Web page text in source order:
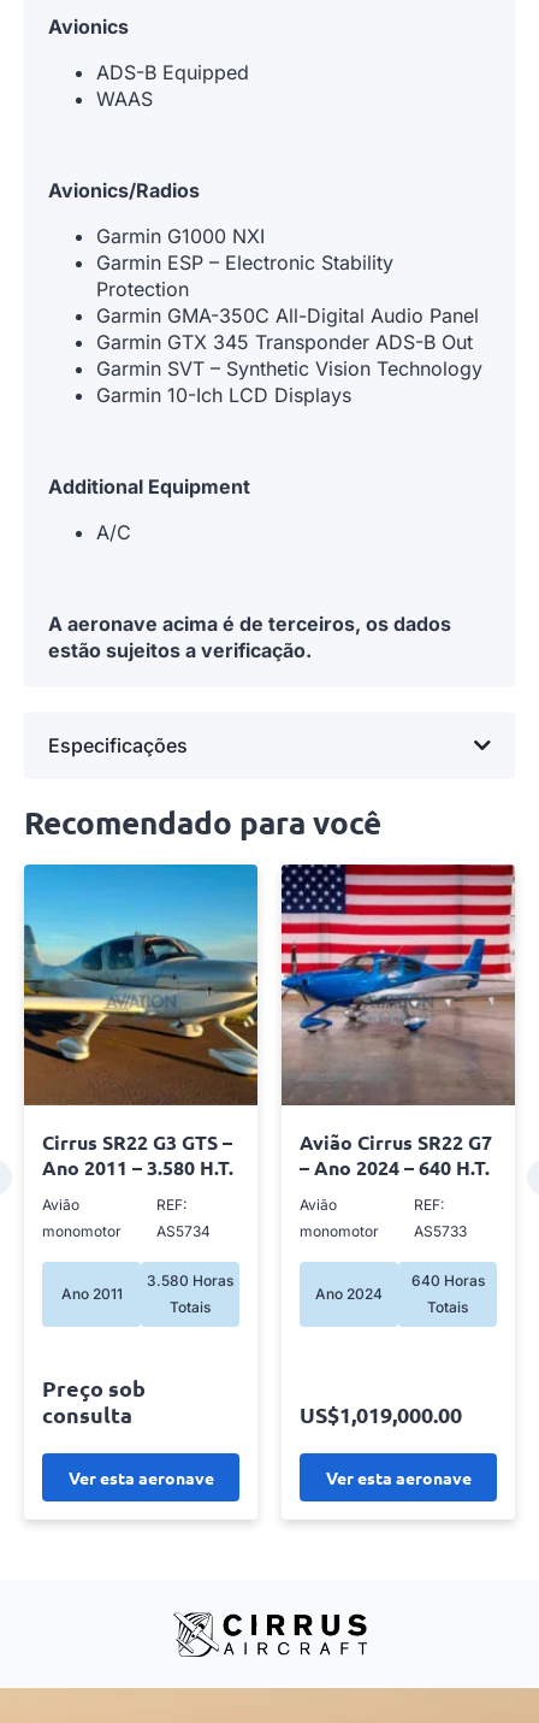
Avionics
ADS-B Equipped
WAAS
Avionics/Radios
Garmin G1000 NXI
Garmin ESP – Electronic Stability
Protection
Garmin GMA-350C All-Digital Audio Panel
Garmin GTX 345 Transponder ADS-B Out
Garmin SVT – Synthetic Vision Technology
Garmin 10-Ich LCD Displays
Additional Equipment
A/C
A aeronave acima é de terceiros, os dados
estão sujeitos a verificação.
Especificações
Recomendado para você
Avião Cirrus SR22 G7
– Ano 2024 – 640 H.T.
Avião
monomotor
REF:
AS5733
Ano 2024
640 Horas
Totais
Ver esta aeronave
US$1,019,000.00
Avião Beechcraft
Bonanza G36 – Ano
Avião
REF:
1.728 Horas
Totais
Ver esta aeronave
consulta